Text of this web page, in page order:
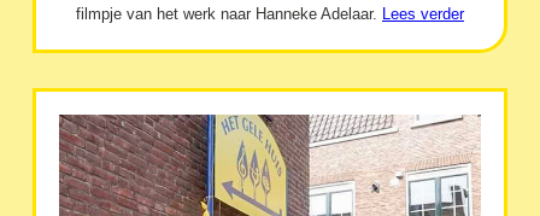
filmpje van het werk naar Hanneke Adelaar.
Lees verder